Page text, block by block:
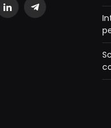
LinkedInTelegram